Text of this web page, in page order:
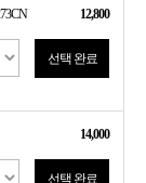
12,800
선택 완료
14,000
선택 완료